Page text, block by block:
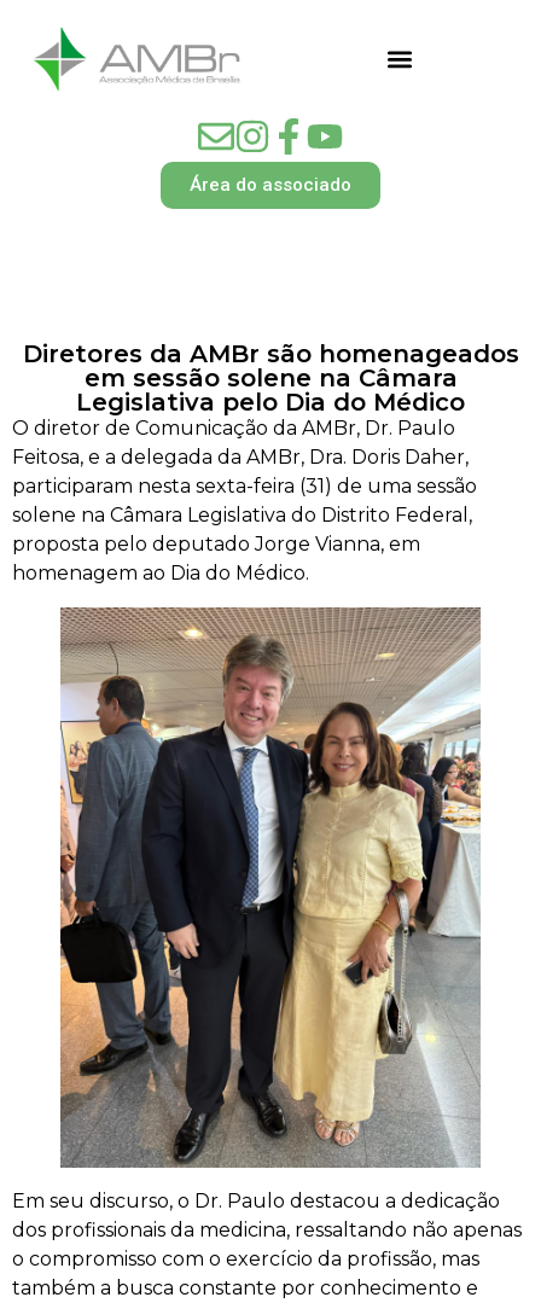
Área do associado
Diretores da AMBr são homenageados
em sessão solene na Câmara
Legislativa pelo Dia do Médico
O diretor de Comunicação da AMBr, Dr. Paulo
Feitosa, e a delegada da AMBr, Dra. Doris Daher,
participaram nesta sexta-feira (31) de uma sessão
solene na Câmara Legislativa do Distrito Federal,
proposta pelo deputado Jorge Vianna, em
homenagem ao Dia do Médico.
Em seu discurso, o Dr. Paulo destacou a dedicação
dos profissionais da medicina, ressaltando não apenas
o compromisso com o exercício da profissão, mas
também a busca constante por conhecimento e